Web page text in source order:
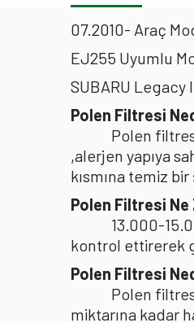
07.2010- Araç
EJ255 Uyumlu
SUBARU Legacy
Polen Filtresi
Polen
,alerjen yapıya
kısmına temiz
Polen Filtresi Ne
13.000-
kontrol ettirerek
Polen Filtresi
Polen
miktarına kadar